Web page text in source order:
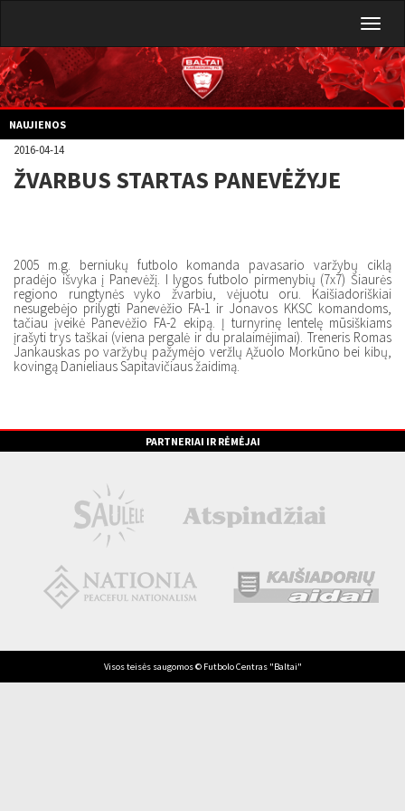
NAUJIENOS
2016-04-14
ŽVARBUS STARTAS PANEVĖŽYJE
2005 m.g. berniukų futbolo komanda pavasario varžybų ciklą
pradėjo išvyka į Panevėžį. I lygos futbolo pirmenybių (7x7) Šiaurės
regiono rungtynės vyko žvarbiu, vėjuotu oru. Kaišiadoriškiai
nesugebėjo prilygti Panevėžio FA-1 ir Jonavos KKSC komandoms,
tačiau įveikė Panevėžio FA-2 ekipą. Į turnyrinę lentelę mūsiškiams
įrašyti trys taškai (viena pergalė ir du pralaimėjimai). Treneris Romas
Jankauskas po varžybų pažymėjo veržlų Ąžuolo Morkūno bei kibų,
kovingą Danieliaus Sapitavičiaus žaidimą.
PARTNERIAI IR RĖMĖJAI
Visos teisės saugomos © Futbolo Centras "Baltai"